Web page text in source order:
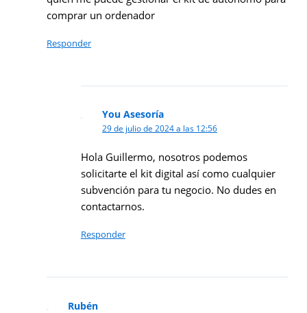
comprar un ordenador
Responder
You Asesoría
29 de julio de 2024 a las 12:56
Hola Guillermo, nosotros podemos
solicitarte el kit digital así como cualquier
subvención para tu negocio. No dudes en
contactarnos.
Responder
Rubén